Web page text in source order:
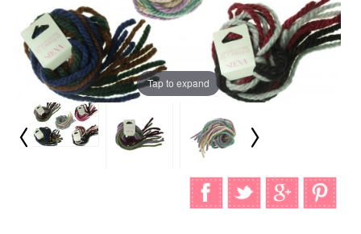
Tap to expand